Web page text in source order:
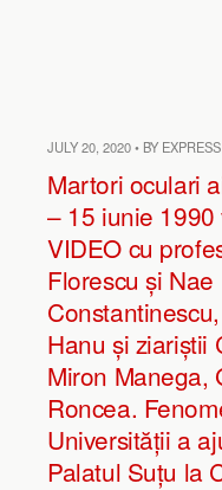
JULY 20, 2020 • BY EXPRESS
Martori oculari
– 15 iunie 1990
VIDEO cu
Florescu și Nae
Hanu și ziariștii
Miron Manega,
Roncea.
Universității a
Palatul Suțu la